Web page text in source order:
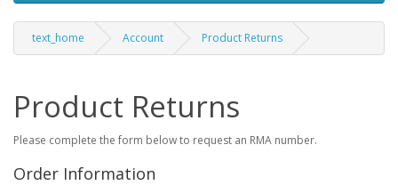
text_home Account Product Returns
Product Returns
Please complete the form below to request an RMA number.
Order Information